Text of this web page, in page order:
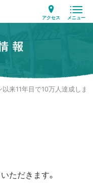
アクセス メニュー
以来11年目で10万人達成しま
ただきます。